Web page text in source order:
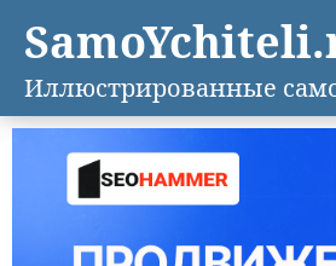
Иллюстрированные